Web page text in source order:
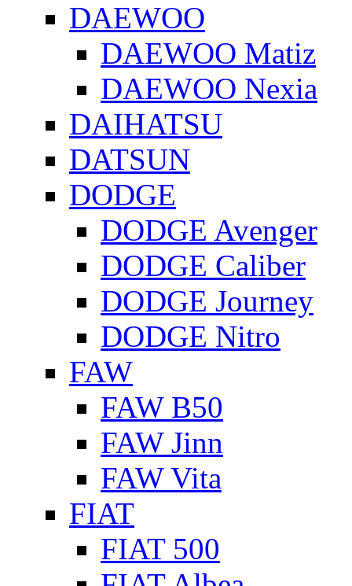
DAEWOO
DAEWOO Matiz
DAEWOO Nexia
DAIHATSU
DATSUN
DODGE
DODGE Avenger
DODGE Caliber
DODGE Journey
DODGE Nitro
FAW
FAW B50
FAW Jinn
FAW Vita
FIAT
FIAT 500